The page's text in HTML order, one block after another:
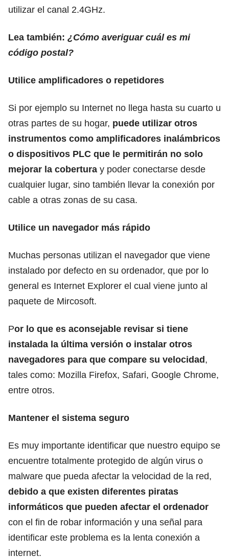
utilizar el canal 2.4GHz.
Lea también: ¿Cómo averiguar cuál es mi
código postal?
Utilice amplificadores o repetidores
Si por ejemplo su Internet no llega hasta su cuarto u
otras partes de su hogar, puede utilizar otros
instrumentos como amplificadores inalámbricos
o dispositivos PLC que le permitirán no solo
mejorar la cobertura y poder conectarse desde
cualquier lugar, sino también llevar la conexión por
cable a otras zonas de su casa.
Utilice un navegador más rápido
Muchas personas utilizan el navegador que viene
instalado por defecto en su ordenador, que por lo
general es Internet Explorer el cual viene junto al
paquete de Mircosoft.
Por lo que es aconsejable revisar si tiene
instalada la última versión o instalar otros
navegadores para que compare su velocidad,
tales como: Mozilla Firefox, Safari, Google Chrome,
entre otros.
Mantener el sistema seguro
Es muy importante identificar que nuestro equipo se
encuentre totalmente protegido de algún virus o
malware que pueda afectar la velocidad de la red,
debido a que existen diferentes piratas
informáticos que pueden afectar el ordenador
con el fin de robar información y una señal para
identificar este problema es la lenta conexión a
internet.